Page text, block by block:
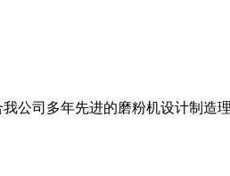
公司多年先进的磨粉机设计制造